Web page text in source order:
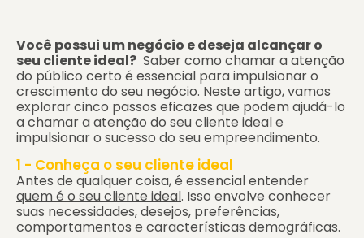
Você possui um negócio e deseja alcançar o
seu cliente ideal? Saber como chamar a atenção
do público certo é essencial para impulsionar o
crescimento do seu negócio. Neste artigo, vamos
explorar cinco passos eficazes que podem ajudá-lo
a chamar a atenção do seu cliente ideal e
impulsionar o sucesso do seu empreendimento.
1 - Conheça o seu cliente ideal
Antes de qualquer coisa, é essencial entender
quem é o seu cliente ideal. Isso envolve conhecer
suas necessidades, desejos, preferências,
comportamentos e características demográficas.